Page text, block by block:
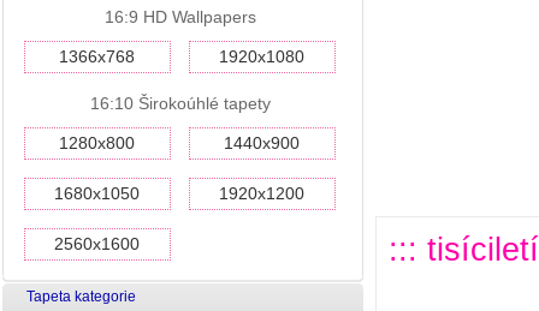
16:9 HD Wallpapers
1366x768 1920x1080
16:10 Širokoúhlé tapety
1280x800 1440x900
1680x1050 1920x1200
2560x1600
Tapeta kategorie
:::